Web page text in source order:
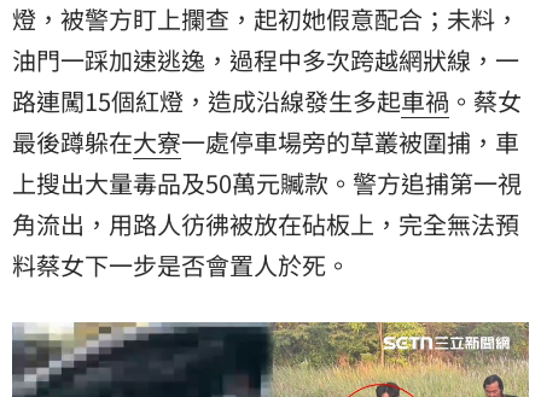
燈，被警方盯上攔查，起初她假意配合；未料，
油門一踩加速逃逸，過程中多次跨越網狀線，一
路連闖15個紅燈，造成沿線發生多起車禍 。蔡女
最後蹲躲在大寮一處停車場旁的草叢被圍捕，車
上搜出大量毒品及50萬元贓款。警方追捕第一視
角流出，用路人彷彿被放在砧板上，完全無法預
料蔡女下一步是否會置人於死。